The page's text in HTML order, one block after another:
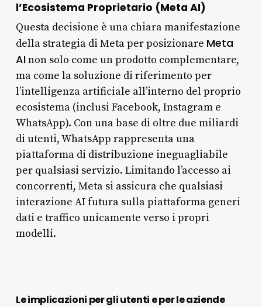
l’Ecosistema Proprietario (Meta AI)
Questa decisione è una chiara manifestazione
della strategia di Meta per posizionare Meta
AInon solo come un prodotto complementare,
ma come la soluzione di riferimento per
l’intelligenza artificiale all’interno del proprio
ecosistema (inclusi Facebook, Instagram e
WhatsApp). Con una base di oltre due miliardi
di utenti, WhatsApp rappresenta una
piattaforma di distribuzione ineguagliabile
per qualsiasi servizio. Limitando l’accesso ai
concorrenti, Meta si assicura che qualsiasi
interazione AI futura sulla piattaforma generi
dati e traffico unicamente verso i propri
modelli.
Le implicazioni per gli utenti e per le aziende